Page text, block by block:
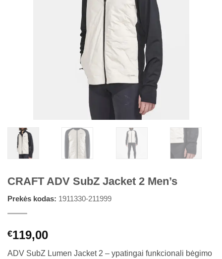
CRAFT ADV SubZ Jacket 2 Men’s
Prekės kodas: 1911330-211999
€119,00
ADV SubZ Lumen Jacket 2 – ypatingai funkcionali bėgimo